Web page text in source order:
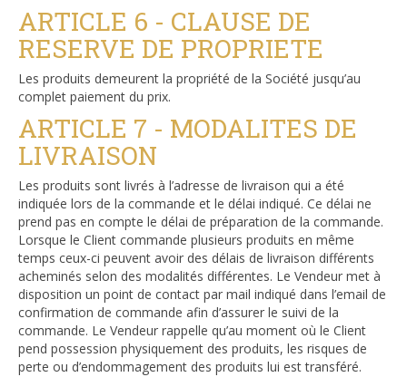
ARTICLE 6 - CLAUSE DE
RESERVE DE PROPRIETE
Les produits demeurent la propriété de la Société jusqu’au
complet paiement du prix.
ARTICLE 7 - MODALITES DE
LIVRAISON
Les produits sont livrés à l’adresse de livraison qui a été
indiquée lors de la commande et le délai indiqué. Ce délai ne
prend pas en compte le délai de préparation de la commande.
Lorsque le Client commande plusieurs produits en même
temps ceux-ci peuvent avoir des délais de livraison différents
acheminés selon des modalités différentes. Le Vendeur met à
disposition un point de contact par mail indiqué dans l’email de
confirmation de commande afin d’assurer le suivi de la
commande. Le Vendeur rappelle qu’au moment où le Client
pend possession physiquement des produits, les risques de
perte ou d’endommagement des produits lui est transféré.